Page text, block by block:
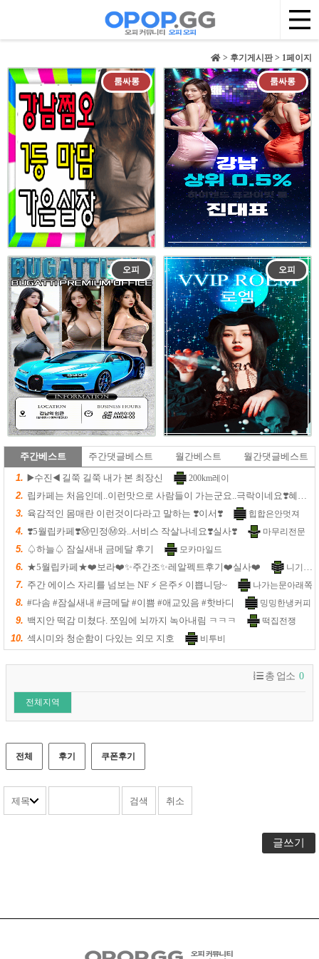
> 후기게시판 > 1페이지
룸싸롱 룸싸롱
오피 오피
주간베스트 주간댓글베스트 월간베스트
월간댓글베스트
1. ▶️수진◀️ 길쭉 길쭉 내가 본 최장신 200km레이
2. 립카페는 처음인데..이런맛으로 사람들이 가는군요..극락이네요❣️혜리❣️실사
3. 육감적인 몸매란 이런것이다라고 말하는 ❣️이서❣️ 힙합은안멋져
4. ❣️5월립카페❣️Ⓜ️민정Ⓜ️와..서비스 작살나네요❣️실사❣️ 마무리전문
5. ♤하늘♤ 잠실새내 금메달 후기 모카마일드
6. ★5월립카페★❤️보라❤️✨주간조✨레알펙트후기❤️실사❤️ 니기밈2
7. 주간 에이스 자리를 넘보는 NF ⚡️ 은주⚡️ 이쁩니당~ 나가는문아래쪽
8. #다솜 #잠실새내 #금메달 #이쁨 #애교있음 #핫바디 밍밍한냉커피
9. 백지안 떡감 미쳤다. 쪼임에 뇌까지 녹아내림 ㅋㅋㅋ 떡집전쟁
10. 섹시미와 청순함이 다있는 외모 지호 비투비
총 업소 0
전체지역
전체 후기 쿠폰후기
글쓰기